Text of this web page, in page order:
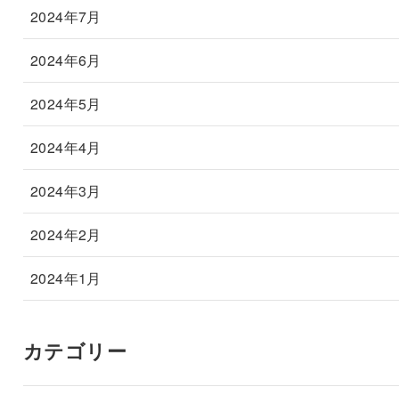
2024年7月
2024年6月
2024年5月
2024年4月
2024年3月
2024年2月
2024年1月
カテゴリー